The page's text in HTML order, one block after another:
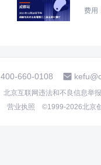
费用
400-660-0108
北京互联网违法和不良信息举
营业执照 ©1999-2026北京